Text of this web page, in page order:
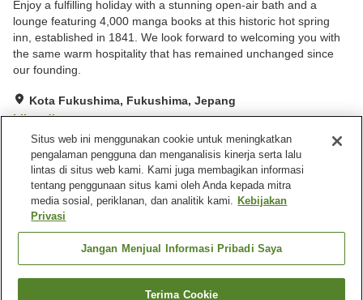
Enjoy a fulfilling holiday with a stunning open-air bath and a
lounge featuring 4,000 manga books at this historic hot spring
inn, established in 1841. We look forward to welcoming you with
the same warm hospitality that has remained unchanged since
our founding.
Kota Fukushima, Fukushima, Jepang
Lihat di peta
Hebat Ulasan:932
Fasilitas properti
Wi-Fi
gedung
Makan pribadi
Situs web ini menggunakan cookie untuk meningkatkan
pengalaman pengguna dan menganalisis kinerja serta lalu
lintas di situs web kami. Kami juga membagikan informasi
tentang penggunaan situs kami oleh Anda kepada mitra
media sosial, periklanan, dan analitik kami. Kebijakan
Privasi
Jangan Menjual Informasi Pribadi Saya
Terima Cookie